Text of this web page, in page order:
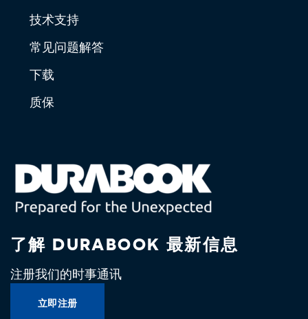
技术支持
常见问题解答
下载
质保
了解 DURABOOK 最新信息
注册我们的时事通讯
立即注册